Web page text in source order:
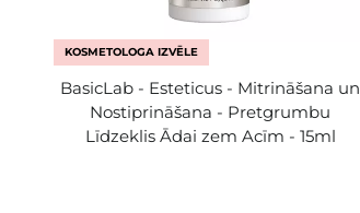
KOSMETOLOGA IZVĒLE
BasicLab - Esteticus - Mitrināšana un
Nostiprināšana - Pretgrumbu
Līdzeklis Ādai zem Acīm - 15ml